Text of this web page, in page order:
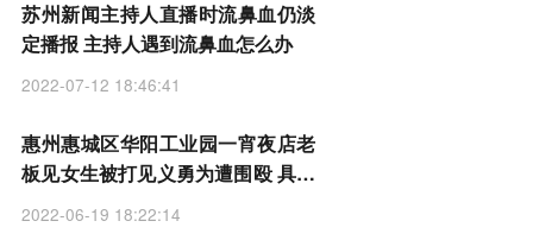
苏州新闻主持人直播时流鼻血仍淡
定播报 主持人遇到流鼻血怎么办
2022-07-12 18:46:41
惠州惠城区华阳工业园一宵夜店老
板见女生被打见义勇为遭围殴 具体
是什么情况
2022-06-19 18:22:14